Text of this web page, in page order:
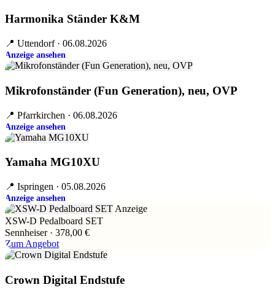
Harmonika Ständer K&M
📍 Uttendorf · 06.08.2026
Anzeige ansehen
Mikrofonständer (Fun Generation), neu, OVP
📍 Pfarrkirchen · 06.08.2026
Anzeige ansehen
Yamaha MG10XU
📍 Ispringen · 05.08.2026
Anzeige ansehen
Anzeige
XSW-D Pedalboard SET
Sennheiser · 378,00 €
Zum Angebot
Crown Digital Endstufe